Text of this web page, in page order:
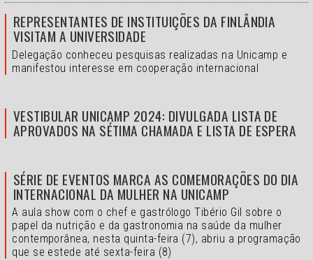
REPRESENTANTES DE INSTITUIÇÕES DA FINLÂNDIA
VISITAM A UNIVERSIDADE
Delegação conheceu pesquisas realizadas na Unicamp e
manifestou interesse em cooperação internacional
VESTIBULAR UNICAMP 2024: DIVULGADA LISTA DE
APROVADOS NA SÉTIMA CHAMADA E LISTA DE ESPERA
SÉRIE DE EVENTOS MARCA AS COMEMORAÇÕES DO DIA
INTERNACIONAL DA MULHER NA UNICAMP
A aula show com o chef e gastrólogo Tibério Gil sobre o
papel da nutrição e da gastronomia na saúde da mulher
contemporânea, nesta quinta-feira (7), abriu a programação
que se estede até sexta-feira (8)